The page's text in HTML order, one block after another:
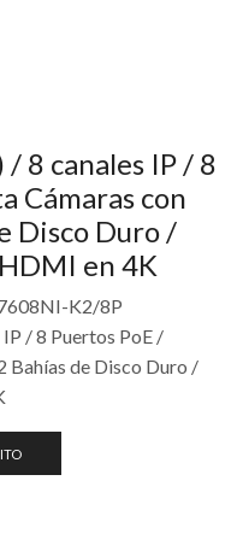
8 canales IP / 8
Cámaras con
Disco Duro /
en 4K
K2/8P
/ 8 Puertos PoE /
Bahías de Disco Duro /